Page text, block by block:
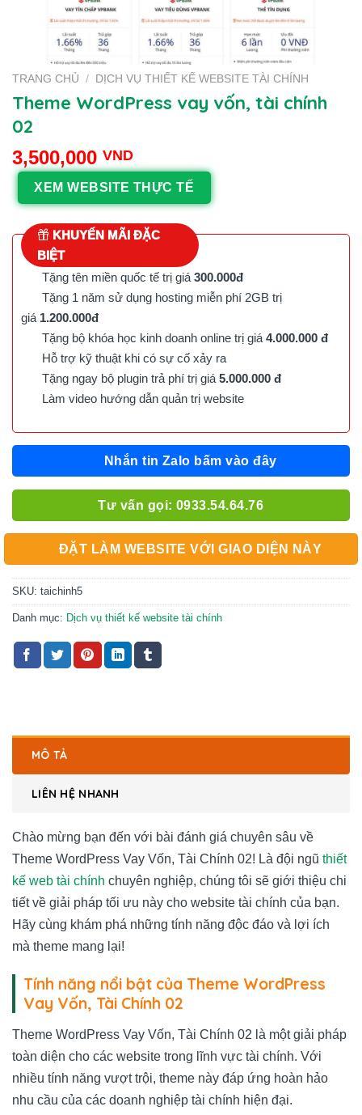
TRANG CHỦ / DỊCH VỤ THIẾT KẾ WEBSITE TÀI CHÍNH
Theme WordPress vay vốn, tài chính
02
3,500,000 VND
XEM WEBSITE THỰC TẾ
KHUYẾN MÃI ĐẶC
BIỆT
Tặng tên miền quốc tế trị giá 300.000đ
Tặng 1 năm sử dụng hosting miễn phí 2GB trị
giá 1.200.000đ
Tặng bộ khóa học kinh doanh online trị giá 4.000.000 đ
Hỗ trợ kỹ thuật khi có sự cố xảy ra
Tặng ngay bộ plugin trả phí trị giá 5.000.000 đ
Làm video hướng dẫn quản trị website
Nhắn tin Zalo bấm vào đây
Tư vấn gọi: 0933.54.64.76
ĐẶT LÀM WEBSITE VỚI GIAO DIỆN NÀY
SKU: taichinh5
Danh mục: Dịch vụ thiết kế website tài chính
MÔ TẢ
LIÊN HỆ NHANH
Chào mừng bạn đến với bài đánh giá chuyên sâu về
Theme WordPress Vay Vốn, Tài Chính 02! Là đội ngũ thiết
kế web tài chính chuyên nghiệp, chúng tôi sẽ giới thiệu chi
tiết về giải pháp tối ưu này cho website tài chính của bạn.
Hãy cùng khám phá những tính năng độc đáo và lợi ích
mà theme mang lại!
Tính năng nổi bật của Theme WordPress
Vay Vốn, Tài Chính 02
Theme WordPress Vay Vốn, Tài Chính 02 là một giải pháp
toàn diện cho các website trong lĩnh vực tài chính. Với
nhiều tính năng vượt trội, theme này đáp ứng hoàn hảo
nhu cầu của các doanh nghiệp tài chính hiện đại.